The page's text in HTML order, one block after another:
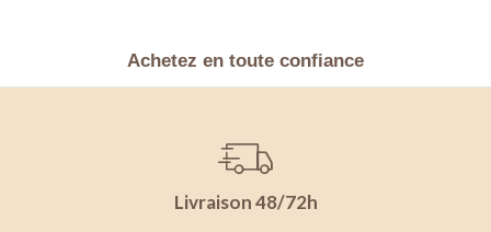
Achetez en toute confiance
Livraison 48/72h